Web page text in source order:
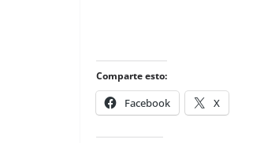
Comparte esto:
Facebook X